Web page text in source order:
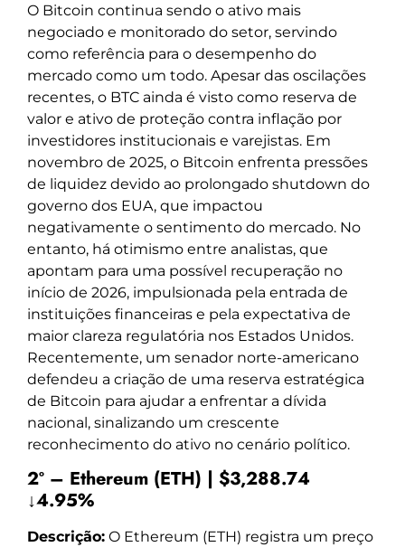
O Bitcoin continua sendo o ativo mais
negociado e monitorado do setor, servindo
como referência para o desempenho do
mercado como um todo. Apesar das oscilações
recentes, o BTC ainda é visto como reserva de
valor e ativo de proteção contra inflação por
investidores institucionais e varejistas. Em
novembro de 2025, o Bitcoin enfrenta pressões
de liquidez devido ao prolongado shutdown do
governo dos EUA, que impactou
negativamente o sentimento do mercado. No
entanto, há otimismo entre analistas, que
apontam para uma possível recuperação no
início de 2026, impulsionada pela entrada de
instituições financeiras e pela expectativa de
maior clareza regulatória nos Estados Unidos.
Recentemente, um senador norte-americano
defendeu a criação de uma reserva estratégica
de Bitcoin para ajudar a enfrentar a dívida
nacional, sinalizando um crescente
reconhecimento do ativo no cenário político.
2º – Ethereum (ETH) | $3,288.74
↓4.95%
Descrição: O Ethereum (ETH) registra um preço